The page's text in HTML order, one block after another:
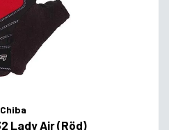
Chiba
Lady Air (Röd)